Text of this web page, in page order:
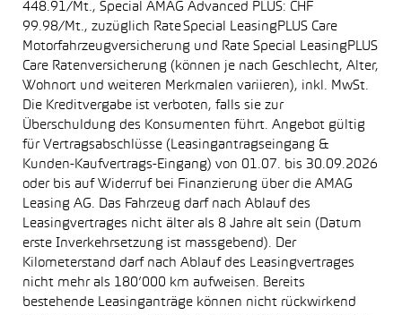
448.91/Mt., Special AMAG Advanced PLUS: CHF
99.98/Mt., zuzüglich Rate Special LeasingPLUS Care
Motorfahrzeugversicherung und Rate Special LeasingPLUS
Care Ratenversicherung (können je nach Geschlecht, Alter,
Wohnort und weiteren Merkmalen variieren), inkl. MwSt.
Die Kreditvergabe ist verboten, falls sie zur
Überschuldung des Konsumenten führt. Angebot gültig
für Vertragsabschlüsse (Leasingantragseingang &
Kunden-Kaufvertrags-Eingang) von 01.07. bis 30.09.2026
oder bis auf Widerruf bei Finanzierung über die AMAG
Leasing AG. Das Fahrzeug darf nach Ablauf des
Leasingvertrages nicht älter als 8 Jahre alt sein (Datum
erste Inverkehrsetzung ist massgebend). Der
Kilometerstand darf nach Ablauf des Leasingvertrages
nicht mehr als 180’000 km aufweisen. Bereits
bestehende Leasinganträge können nicht rückwirkend